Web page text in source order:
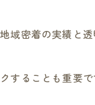
密着の不動産売
タッフ紹介で分か
域密着の実績と
することも重要